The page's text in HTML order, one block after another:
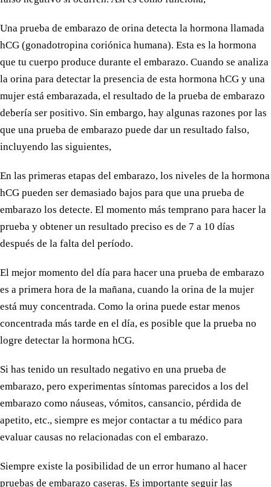
Una prueba de embarazo de orina detecta la hormona llamada
hCG (gonadotropina coriónica humana). Esta es la hormona
que tu cuerpo produce durante el embarazo. Cuando se analiza
la orina para detectar la presencia de esta hormona hCG y una
mujer está embarazada, el resultado de la prueba de embarazo
debería ser positivo. Sin embargo, hay algunas razones por las
que una prueba de embarazo puede dar un resultado falso,
incluyendo las siguientes,
En las primeras etapas del embarazo, los niveles de la hormona
hCG pueden ser demasiado bajos para que una prueba de
embarazo los detecte. El momento más temprano para hacer la
prueba y obtener un resultado preciso es de 7 a 10 días
después de la falta del período.
El mejor momento del día para hacer una prueba de embarazo
es a primera hora de la mañana, cuando la orina de la mujer
está muy concentrada. Como la orina puede estar menos
concentrada más tarde en el día, es posible que la prueba no
logre detectar la hormona hCG.
Si has tenido un resultado negativo en una prueba de
embarazo, pero experimentas síntomas parecidos a los del
embarazo como náuseas, vómitos, cansancio, pérdida de
apetito, etc., siempre es mejor contactar a tu médico para
evaluar causas no relacionadas con el embarazo.
Siempre existe la posibilidad de un error humano al hacer
pruebas de embarazo caseras. Es importante seguir las